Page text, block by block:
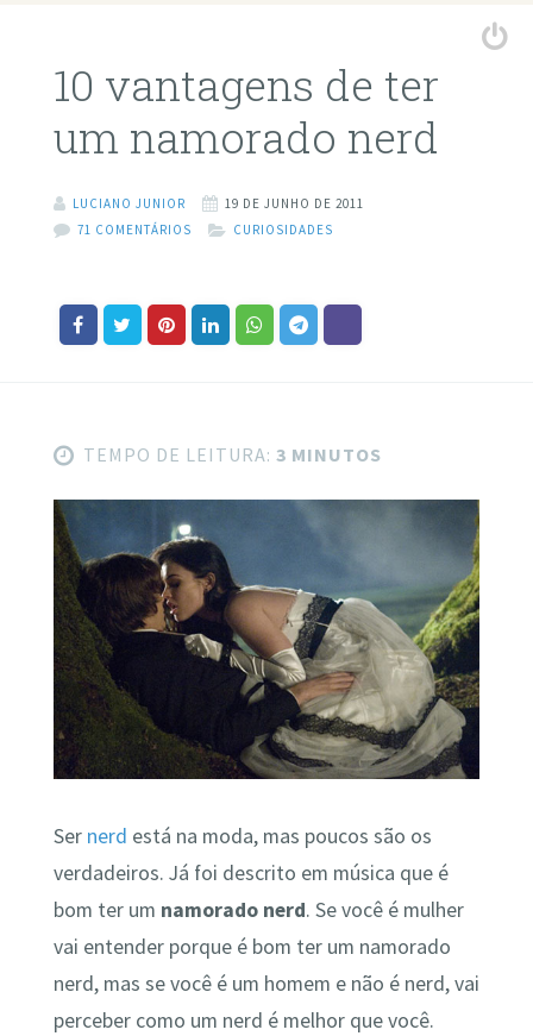
10 vantagens de ter
um namorado nerd
LUCIANO JUNIOR
19 DE JUNHO DE 2011
71 COMENTÁRIOS
CURIOSIDADES
TEMPO DE LEITURA: 3 MINUTOS
Ser nerd está na moda, mas poucos são os
verdadeiros. Já foi descrito em música que é
bom ter um namorado nerd. Se você é mulher
vai entender porque é bom ter um namorado
nerd, mas se você é um homem e não é nerd, vai
perceber como um nerd é melhor que você.